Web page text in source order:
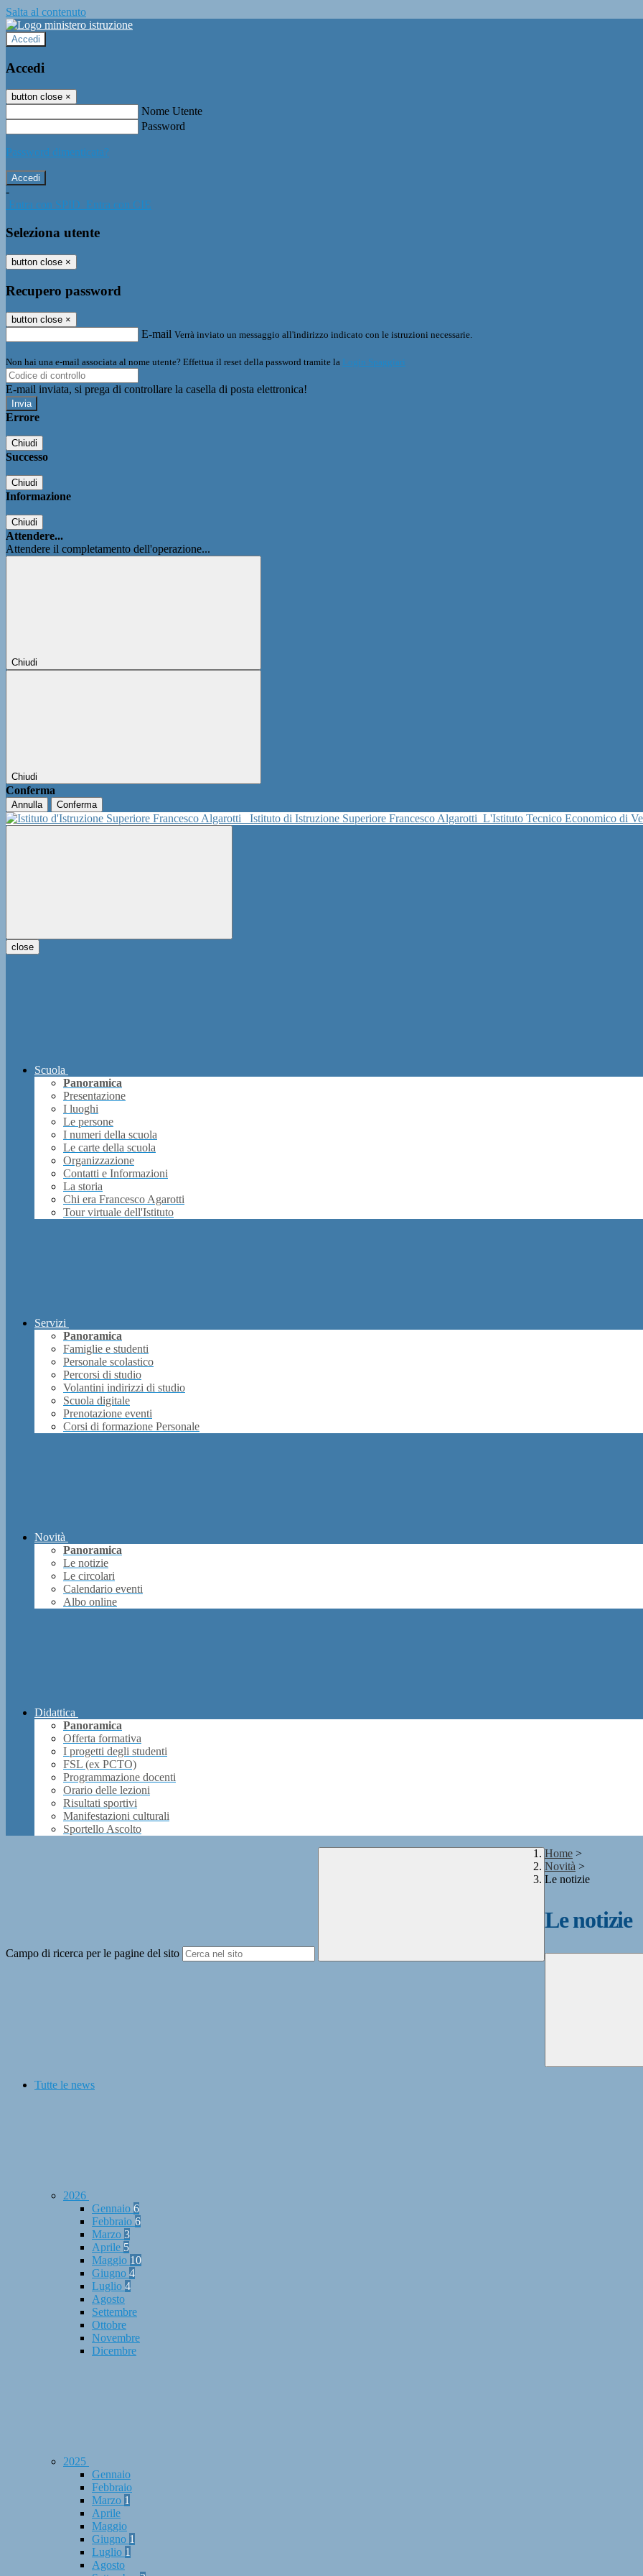
Salta al contenuto
Accedi
Accedi
button close ×
Nome Utente
Password
Password dimenticata?
-
Entra con SPID Entra con CIE
Seleziona utente
button close ×
Recupero password
button close ×
E-mail Verrà inviato un messaggio all'indirizzo indicato con le istruzioni necessarie.
Non hai una e-mail associata al nome utente? Effettua il reset della password tramite la Login Spaggiari
E-mail inviata, si prega di controllare la casella di posta elettronica!
Errore
Chiudi
Successo
Chiudi
Informazione
Chiudi
Attendere...
Attendere il completamento dell'operazione...
Chiudi
Chiudi
Conferma
Annulla Conferma
Istituto di Istruzione Superiore Francesco Algarotti L'Istituto Tecnico Economico di
close
Scuola
Panoramica
Presentazione
I luoghi
Le persone
I numeri della scuola
Le carte della scuola
Organizzazione
Contatti e Informazioni
La storia
Chi era Francesco Agarotti
Tour virtuale dell'Istituto
Servizi
Panoramica
Famiglie e studenti
Personale scolastico
Percorsi di studio
Volantini indirizzi di studio
Scuola digitale
Prenotazione eventi
Corsi di formazione Personale
Novità
Panoramica
Le notizie
Le circolari
Calendario eventi
Albo online
Didattica
Panoramica
Offerta formativa
I progetti degli studenti
FSL (ex PCTO)
Programmazione docenti
Orario delle lezioni
Risultati sportivi
Manifestazioni culturali
Sportello Ascolto
Campo di ricerca per le pagine del sito
Home >
Novità >
Le notizie
Le notizie
Tutte le news
2026
Gennaio 6
Febbraio 6
Marzo 3
Aprile 5
Maggio 10
Giugno 4
Luglio 4
Agosto
Settembre
Ottobre
Novembre
Dicembre
2025
Gennaio
Febbraio
Marzo 1
Aprile
Maggio
Giugno 1
Luglio 1
Agosto